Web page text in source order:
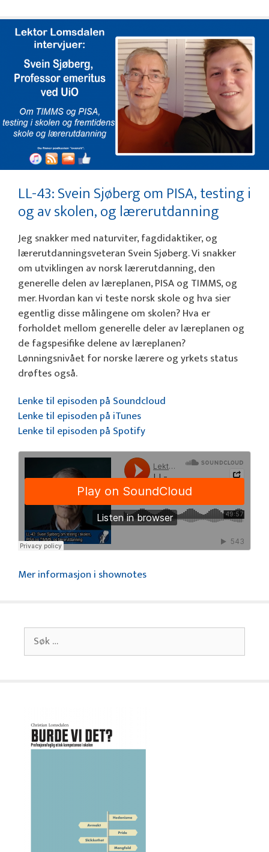
LL-43: Svein Sjøberg om PISA, testing i
og av skolen, og lærerutdanning
Jeg snakker med naturviter, fagdidaktiker, og
lærerutdanningsveteran Svein Sjøberg. Vi snakker
om utviklingen av norsk lærerutdanning, den
generelle delen av læreplanen, PISA og TIMMS, og
mer. Hvordan kan vi teste norsk skole og hva sier
egentlig disse målingene om skolen? Hva er
forholdet mellom generelle deler av læreplanen og
de fagspesifike delene av læreplanen?
Lønningsnivået for norske lærere og yrkets status
drøftes også.
Lenke til episoden på Soundcloud
Lenke til episoden på iTunes
Lenke til episoden på Spotify
Mer informasjon i shownotes
Søk
etter: